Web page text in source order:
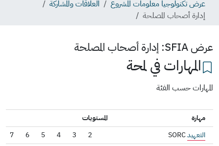
عرض تكنولوجيا معلومات المشروع
العلاقات والمشاركة
إدارة أصحاب المصلحة
عرض SFIA: إدارة أصحاب المصلحة
المهارات في لمحة
المهارات حسب الفئة
مهارة
المستويات
التعهيدSORC
2
3
4
5
6
7